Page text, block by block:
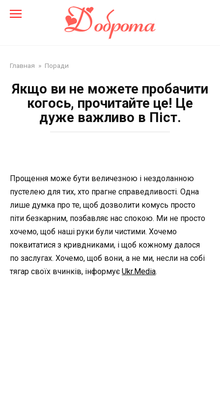
Главная » Поради
Якщо ви не можете пробачити
когось, прочитайте це! Це
дуже важливо в Піст.
Прощення може бути величезною і нездоланною
пустелею для тих, хто прагне справедливості. Одна
лише думка про те, щоб дозволити комусь просто
піти безкарним, позбавляє нас спокою. Ми не просто
хочемо, щоб наші руки були чистими. Хочемо
поквитатися з кривдниками, і щоб кожному далося
по заслугах. Хочемо, щоб вони, а не ми, несли на собі
тягар своїх вчинків, інформує Ukr.Media.